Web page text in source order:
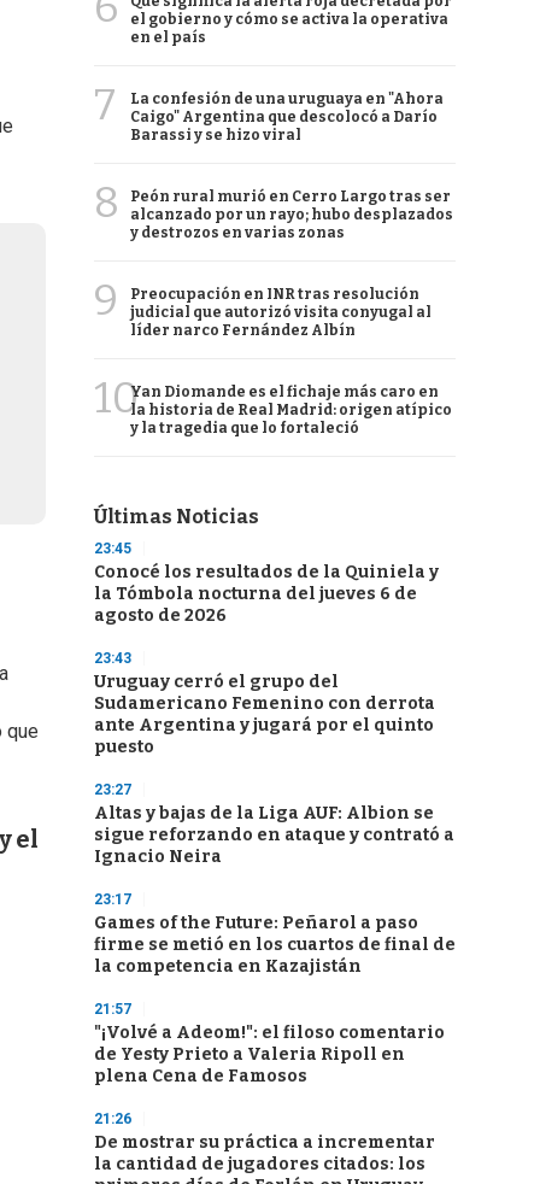
que
el
el gobierno y cómo se activa la operativa
en el país
7
La confesión de una uruguaya en "Ahora
Caigo" Argentina que descolocó a Darío
Barassi y se hizo viral
8
Peón rural murió en Cerro Largo tras ser
alcanzado por un rayo; hubo desplazados
y destrozos en varias zonas
9
Preocupación en INR tras resolución
judicial que autorizó visita conyugal al
líder narco Fernández Albín
10Yan Diomande es el fichaje más caro en
la historia de Real Madrid: origen atípico
y la tragedia que lo fortaleció
Últimas Noticias
23:45
Conocé los resultados de la Quiniela y
la Tómbola nocturna del jueves 6 de
agosto de 2026
23:43
Uruguay cerró el grupo del
Sudamericano Femenino con derrota
ante Argentina y jugará por el quinto
puesto
23:27
Altas y bajas de la Liga AUF: Albion se
sigue reforzando en ataque y contrató a
Ignacio Neira
23:17
Games of the Future: Peñarol a paso
firme se metió en los cuartos de final de
la competencia en Kazajistán
21:57
"¡Volvé a Adeom!": el filoso comentario
de Yesty Prieto a Valeria Ripoll en
plena Cena de Famosos
21:26
De mostrar su práctica a incrementar
la cantidad de jugadores citados: los